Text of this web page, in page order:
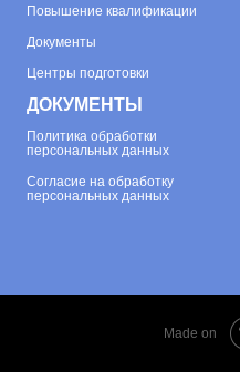
Повышение квалификации
Документы
Центры подготовки
ДОКУМЕНТЫ
Политика обработки
персональных данных
Согласие на обработку
персональных данных
Made on